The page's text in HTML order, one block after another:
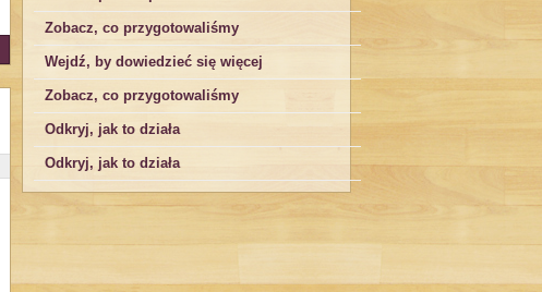
Zobacz, co przygotowaliśmy
Wejdź, by dowiedzieć się więcej
Zobacz, co przygotowaliśmy
Odkryj, jak to działa
Odkryj, jak to działa